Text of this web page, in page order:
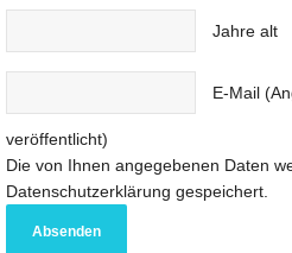
Jahre alt
E-Mail
veröffentlicht)
Die von Ihnen angegebenen Daten
Datenschutzerklärung gespeichert.